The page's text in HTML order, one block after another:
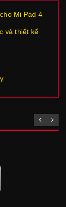
Mi Pad 4
và thiết kế